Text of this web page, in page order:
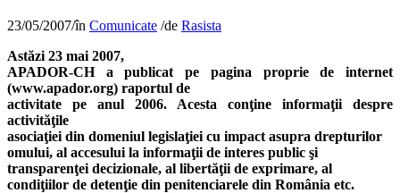
23/05/2007/în Comunicate /de Rasista
Astăzi 23 mai 2007,
APADOR-CH a publicat pe pagina proprie de internet
(www.apador.org) raportul de
activitate pe anul 2006. Acesta conţine informaţii despre
activităţile
asociaţiei din domeniul legislaţiei cu impact asupra drepturilor
omului, al accesului la informaţii de interes public şi
transparenţei decizionale, al libertăţii de exprimare, al
condiţiilor de detenţie din penitenciarele din România etc.